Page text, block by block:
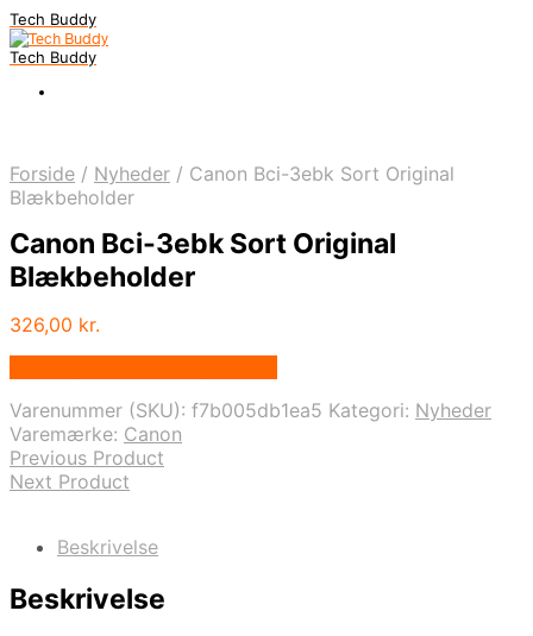
Tech Buddy
Tech Buddy
Forside / Nyheder / Canon Bci-3ebk Sort Original
Blækbeholder
Canon Bci-3ebk Sort Original
Blækbeholder
326,00 kr.
Varenummer (SKU): f7b005db1ea5 Kategori: Nyheder
Varemærke: Canon
Previous Product
Next Product
Beskrivelse
Beskrivelse